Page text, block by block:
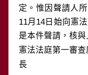
定。惟因聲請人
11月14日始向憲
是本件聲請，核
憲法法庭第一審
長